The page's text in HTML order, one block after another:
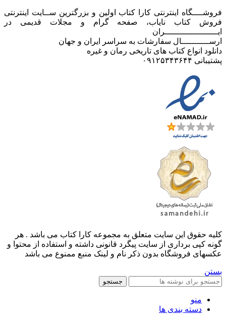
فروشــــگاه اینترنتی کارا کتاب اولین و بزرگترین ســایت اینترنتی
فروش کتاب نایاب، صفحه گرام و مجلات قدیمی در
ایـــــــــــــــــــــران
ارســـــــــــال سفارشات به سراسر ایران و جهان
دانلود انواع کتاب های تاریخی رمان و غیره
پشتیبانی ۰۹۱۲۵۳۴۳۶۴۴
کليه حقوق اين سايت متعلق به مجموعه کارا کتاب می باشد . هر
گونه کپی برداری از سایت پیگرد قانونی داشته و استفاده از محتوا و
عکسهای فروشگاه بدون ذکر نام و لینک منبع ممنوع می باشد
بستن
جستجو
منو
دسته بندی ها